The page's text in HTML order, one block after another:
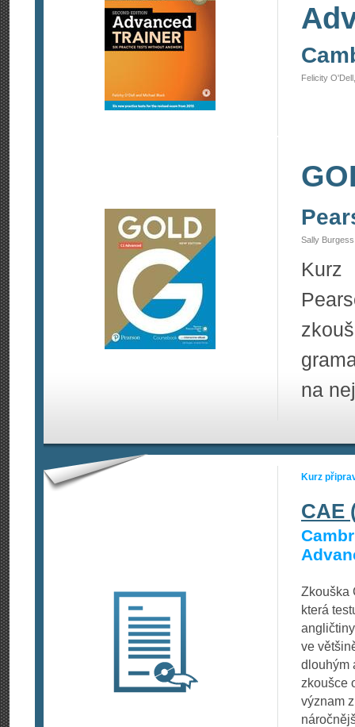
Felicity
Sally
na
Kurz
CAE
Zkouška
která
ve
dlouhým
zkoušce
význam